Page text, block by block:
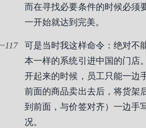
而在寻找必要条件的时候必须
一开始就达到完美。
117
可是当时我这样命令：绝对不
本一样的系统引进中国的门店
开起来的时候，员工只能一边
前面的商品卖出去后，将货架
到前面，与价签对齐）一边手
况。